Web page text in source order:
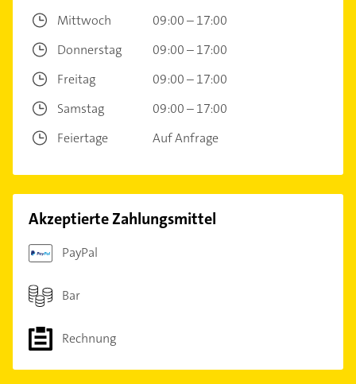
Mittwoch
09:00 – 17:00
Donnerstag
09:00 – 17:00
Freitag
09:00 – 17:00
Samstag
09:00 – 17:00
Feiertage
Auf Anfrage
Akzeptierte Zahlungsmittel
PayPal
Bar
Rechnung